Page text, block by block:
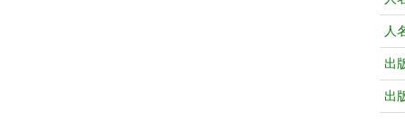
人
出
出